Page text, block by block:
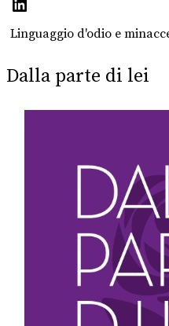
Linguaggio d'odio e
Dalla parte di lei